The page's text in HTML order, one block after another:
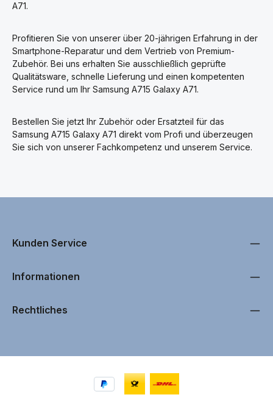
A71.
Profitieren Sie von unserer über 20-jährigen Erfahrung in der
Smartphone-Reparatur und dem Vertrieb von Premium-
Zubehör. Bei uns erhalten Sie ausschließlich geprüfte
Qualitätsware, schnelle Lieferung und einen kompetenten
Service rund um Ihr Samsung A715 Galaxy A71.
Bestellen Sie jetzt Ihr Zubehör oder Ersatzteil für das
Samsung A715 Galaxy A71 direkt vom Profi und überzeugen
Sie sich von unserer Fachkompetenz und unserem Service.
Kunden Service
Informationen
Rechtliches